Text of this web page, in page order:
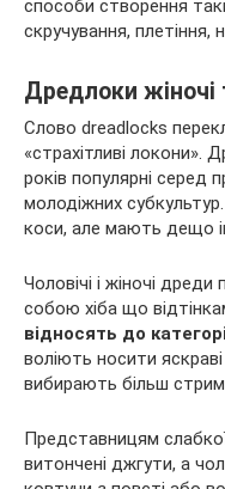
способи створення
скручування,
Дредлоки жіночі
Слово dreadlocks
«страхітливі локони».
років популярні серед
молодіжних
коси, але мають дещо
Чоловічі і жіночі
собою хіба що
відносять до
воліють носити
вибирають більш
Представницям
витончені джгути, а